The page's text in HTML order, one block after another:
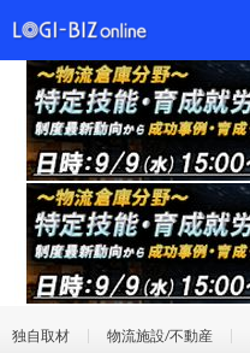
独自取材 物流施設/不動産